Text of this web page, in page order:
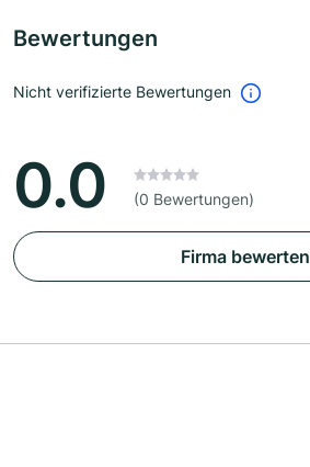
Bewertungen
Nicht verifizierte Bewertungen
0.0 (0 Bewertungen)
Firma bewerten